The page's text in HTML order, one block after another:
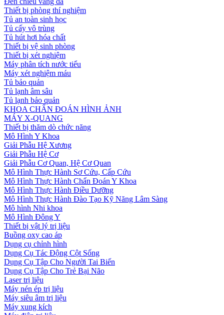
Thiết bị phòng thí nghiệm
Tủ an toàn sinh học
Tủ cấy vô trùng
Tủ hút hơi hóa chất
Thiết bị vệ sinh phòng
Thiết bị xét nghiệm
Máy phân tích nước tiểu
Máy xét nghiệm máu
Tủ bảo quản
Tủ lạnh âm sâu
Tủ lạnh bảo quản
KHOA CHẨN ĐOÁN HÌNH ẢNH
MÁY X-QUANG
Thiết bị thăm dò chức năng
Mô Hình Y Khoa
Giải Phẫu Hệ Xương
Giải Phẫu Hệ Cơ
Giải Phẫu Cơ Quan, Hệ Cơ Quan
Mô Hình Thực Hành Sơ Cứu, Cấp Cứu
Mô Hình Thực Hành Chẩn Đoán Y Khoa
Mô Hình Thực Hành Điều Dưỡng
Mô Hình Thực Hành Đào Tạo Kỹ Năng Lâm Sàng
Mô hình Nhi khoa
Mô Hình Đông Y
Thiết bị vật lý trị liệu
Buồng oxy cao áp
Dụng cụ chỉnh hình
Dụng Cụ Tác Động Cột Sống
Dụng Cụ Tập Cho Người Tai Biến
Dụng Cụ Tập Cho Trẻ Bại Não
Laser trị liệu
Máy nén ép trị liệu
Máy siêu âm trị liệu
Máy xung kích